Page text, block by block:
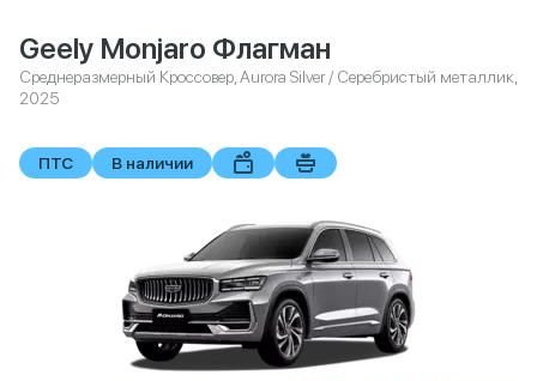
Geely Monjaro Флагман
Среднеразмерный Кроссовер, Aurora Silver / Серебристый металлик,
2025
ПТС В наличии